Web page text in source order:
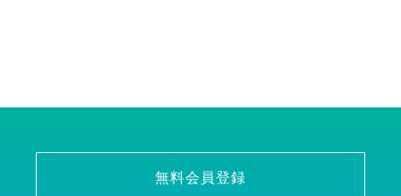
無料会員登録